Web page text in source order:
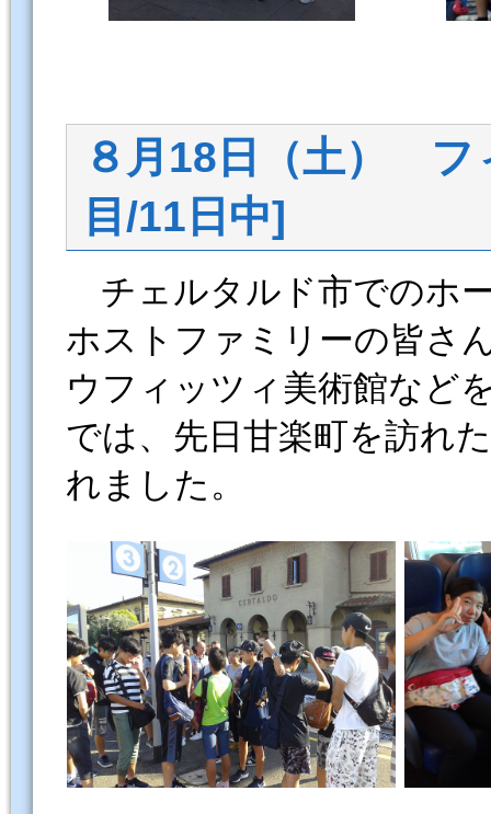
８月18日（土） フ
目/11日中]
チェルタルド市でのホ
ホストファミリーの皆さ
ウフィッツィ美術館など
では、先日甘楽町を訪れ
れました。